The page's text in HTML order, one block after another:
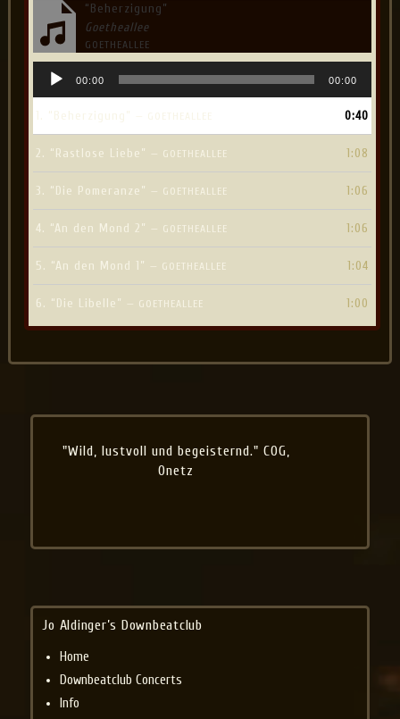
“Beherzigung”
Goetheallee
GOETHEALLEE
Audio
Player
00:00 00:00
1. “Beherzigung” — GOETHEALLEE 0:40
2. “Rastlose Liebe” — GOETHEALLEE 1:08
3. “Die Pomeranze” — GOETHEALLEE 1:06
4. “An den Mond 2” — GOETHEALLEE 1:06
5. “An den Mond 1” — GOETHEALLEE 1:04
6. “Die Libelle” — GOETHEALLEE 1:00
"Wild, lustvoll und begeisternd." COG,
Onetz
Jo Aldinger’s Downbeatclub
Home
Downbeatclub Concerts
Info